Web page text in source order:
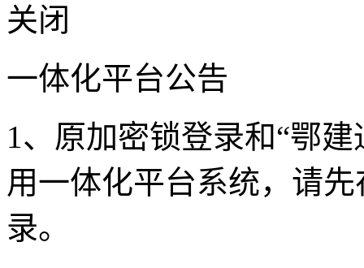
关闭
一体化平台公告
1、原加密锁登录和“鄂
用一体化平台系统，请
录。